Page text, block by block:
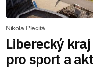
Nikola Plecitá
Liberecký
pro sport a